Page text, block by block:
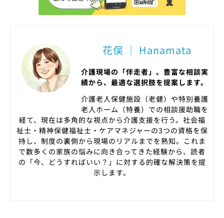
花俣 ｜ Hanamata
介護現場の「伴走者」。豊富な相談実
績から、最適な選択肢を提案します。
介護老人保健施設（老健）や特別養護
老人ホーム（特養）での相談援助職を
経て、現在は多角的な視点から介護支援を行う。社会福
祉士・精神保健福祉士・ケアマネジャーの3つの資格を保
持し、制度の裏側から現場のリアルまでを熟知。これま
で数多くの家族の悩みに向き合ってきた経験から、読者
の「今、どうすればいい？」に対する的確な解決策を提
示します。